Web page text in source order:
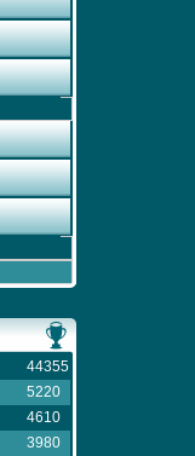
44355
5220
4610
3980